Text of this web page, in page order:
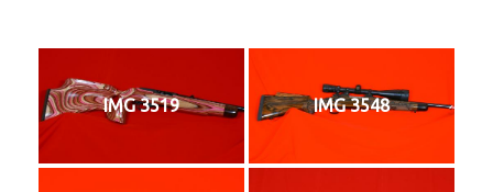
IMG 3519 IMG 3548